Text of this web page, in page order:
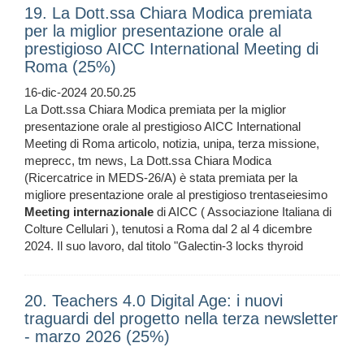
19. La Dott.ssa Chiara Modica premiata
per la miglior presentazione orale al
prestigioso AICC International Meeting di
Roma (25%)
16-dic-2024 20.50.25
La Dott.ssa Chiara Modica premiata per la miglior
presentazione orale al prestigioso AICC International
Meeting di Roma articolo, notizia, unipa, terza missione,
meprecc, tm news, La Dott.ssa Chiara Modica
(Ricercatrice in MEDS-26/A) è stata premiata per la
migliore presentazione orale al prestigioso trentaseiesimo
Meeting internazionale di AICC ( Associazione Italiana di
Colture Cellulari ), tenutosi a Roma dal 2 al 4 dicembre
2024. Il suo lavoro, dal titolo "Galectin-3 locks thyroid
20. Teachers 4.0 Digital Age: i nuovi
traguardi del progetto nella terza newsletter
- marzo 2026 (25%)